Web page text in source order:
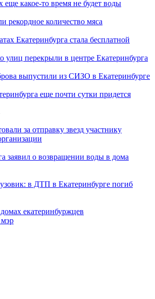
еще какое-то время не будет воды
рекордное количество мяса
Екатеринбурга стала бесплатной
улиц перекрыли в центре Екатеринбурга
выпустили из СИЗО в Екатеринбурге
еще почти сутки придется
за отправку звезд участнику
заявил о возвращении воды в дома
в ДТП в Екатеринбурге погиб
екатеринбуржцев